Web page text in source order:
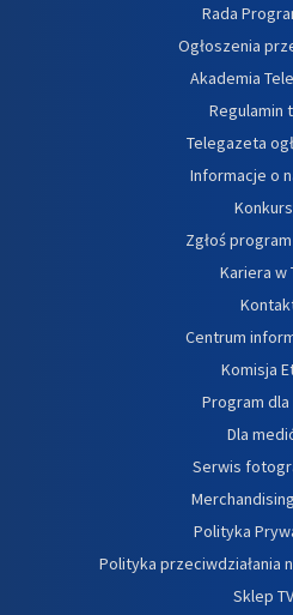
Rada
Ogłoszenia
Akademia
Regulamin
Telegazeta
Informacje o
Zgłoś program
Kariera w
Centrum
Komisja
Program
Dla
Serwis
Polityka
Polityka przeciwdziałania
Sklep